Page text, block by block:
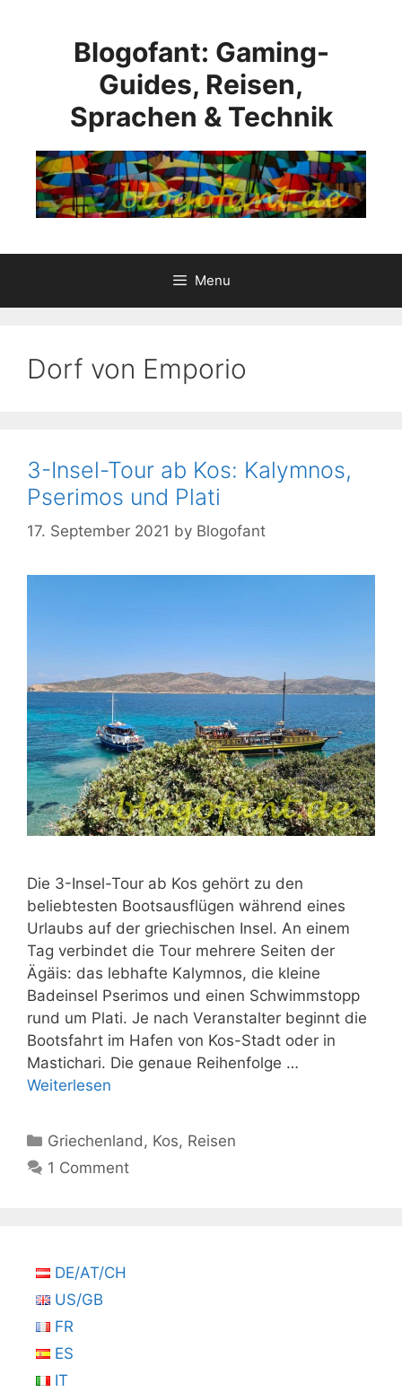
Blogofant: Gaming-
Guides, Reisen,
Sprachen & Technik
Menu
Dorf von Emporio
3-Insel-Tour ab Kos: Kalymnos,
Pserimos und Plati
17. September 2021 by Blogofant
Die 3-Insel-Tour ab Kos gehört zu den
beliebtesten Bootsausflügen während eines
Urlaubs auf der griechischen Insel. An einem
Tag verbindet die Tour mehrere Seiten der
Ägäis: das lebhafte Kalymnos, die kleine
Badeinsel Pserimos und einen Schwimmstopp
rund um Plati. Je nach Veranstalter beginnt die
Bootsfahrt im Hafen von Kos-Stadt oder in
Mastichari. Die genaue Reihenfolge …
Weiterlesen
Kategorien
Griechenland, Kos, Reisen
1 Comment
DE/AT/CH
US/GB
FR
ES
IT